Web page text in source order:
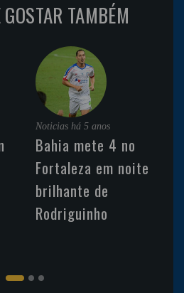
TAMBÉM
Noticias há 5 anos
Bahia mete 4 no
Fortaleza em noite
brilhante de
Rodriguinho